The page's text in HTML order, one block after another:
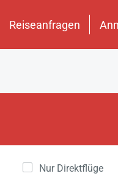
Reiseanfragen
Nur Direktflüge